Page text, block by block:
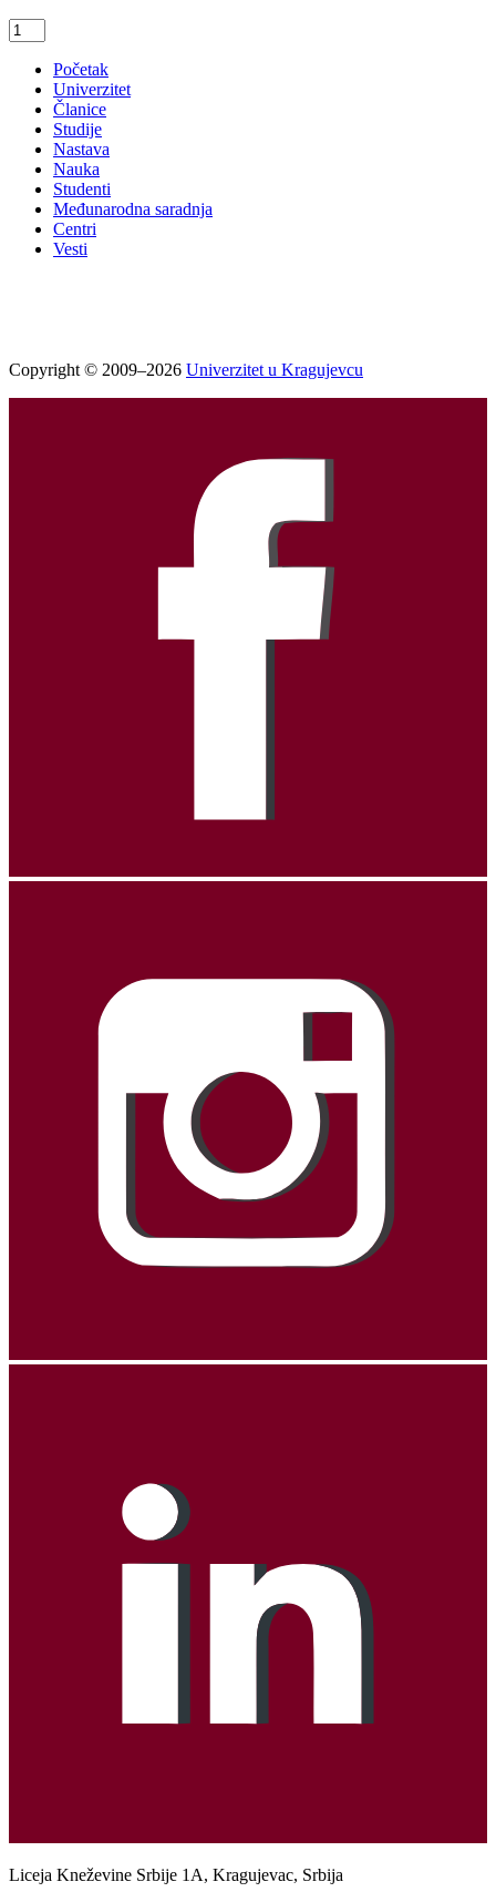
Početak
Univerzitet
Članice
Studije
Nastava
Nauka
Studenti
Međunarodna saradnja
Centri
Vesti
Copyright © 2009–2026 Univerzitet u Kragujevcu
Liceja Kneževine Srbije 1A, Kragujevac, Srbija